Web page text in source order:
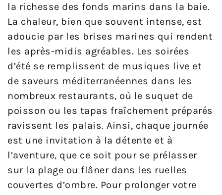
la richesse des fonds marins dans la baie.
La chaleur, bien que souvent intense, est
adoucie par les brises marines qui rendent
les après-midis agréables. Les soirées
d’été se remplissent de musiques live et
de saveurs méditerranéennes dans les
nombreux restaurants, où le suquet de
poisson ou les tapas fraîchement préparés
ravissent les palais. Ainsi, chaque journée
est une invitation à la détente et à
l’aventure, que ce soit pour se prélasser
sur la plage ou flâner dans les ruelles
couvertes d’ombre. Pour prolonger votre